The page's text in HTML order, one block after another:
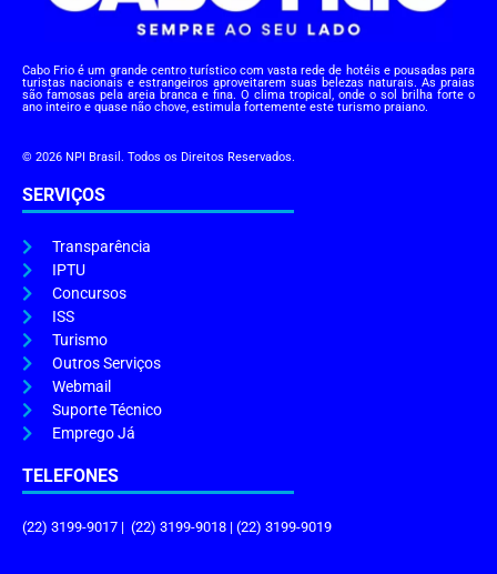
Cabo Frio é um grande centro turístico com vasta rede de hotéis e pousadas para
turistas nacionais e estrangeiros aproveitarem suas belezas naturais. As praias
são famosas pela areia branca e fina. O clima tropical, onde o sol brilha forte o
ano inteiro e quase não chove, estimula fortemente este turismo praiano.
© 2026 NPI Brasil. Todos os Direitos Reservados.
SERVIÇOS
Transparência
IPTU
Concursos
ISS
Turismo
Outros Serviços
Webmail
Suporte Técnico
Emprego Já
TELEFONES
(22) 3199-9017 | (22) 3199-9018 | (22) 3199-9019